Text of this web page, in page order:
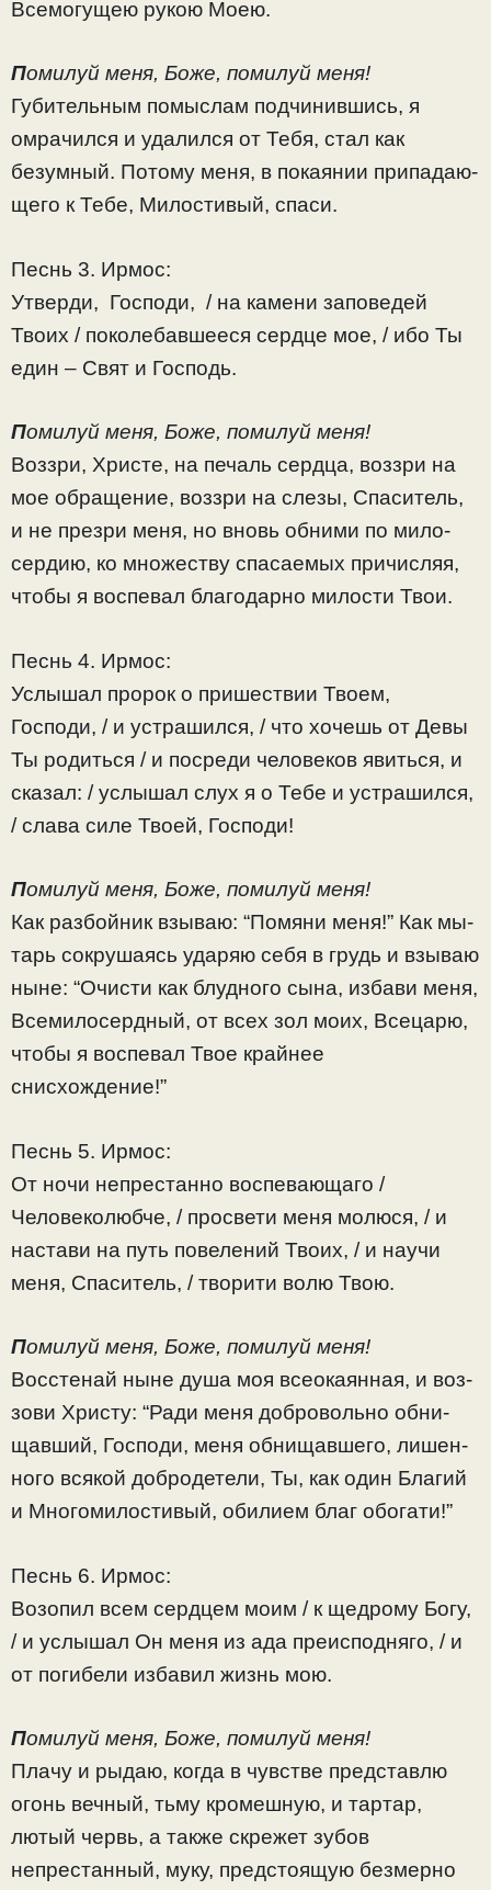
Всемогущею рукою Моею.
Помилуй меня, Боже, помилуй меня!
Гу­би­тель­ным по­мыс­лам под­чи­нив­шись, я
омра­чил­ся и уда­лил­ся от Те­бя, стал как
безумный. По­то­му ме­ня, в по­ка­я­нии при­па­да­ю­
ще­го к Те­бе, Ми­ло­сти­вый, спаси.
Песнь 3. Ирмос:
Утверди, Господи, / на камени заповедей
Твоих / поколебавшееся сердце мое, / ибо Ты
един – Свят и Господь.
Помилуй меня, Боже, помилуй меня!
Воз­зри, Хри­сте, на печаль серд­ца, воз­зри на
мое об­ра­ще­ние, воз­зри на сле­зы, Спа­си­тель,
и не пре­зри ме­ня, но вновь об­ни­ми по ми­ло­
сер­дию, ко мно­же­ству спа­са­е­мых ­при­чис­ляя,
что­бы я вос­пе­вал бла­го­дар­но ми­ло­сти Твои.
Песнь 4. Ирмос:
Услышал пророк о пришествии Твоем,
Господи, / и устрашился, / что хочешь от Девы
Ты родиться / и посреди человеков явиться, и
сказал: / услышал слух я о Тебе и устрашился,
/ слава силе Твоей, Господи!
Помилуй меня, Боже, помилуй меня!
Как раз­бой­ник взы­ваю: “По­мя­ни ме­ня!” Как мы­
тарь сокрушаясь уда­ряю се­бя в грудь и взываю
ныне: “Очисти как блуд­но­го сы­на, из­бави ме­ня,
Все­ми­ло­серд­ный, от всех зол мо­их, Всецарю,
что­бы я вос­пе­вал Твое край­нее
снисхождение!”
Песнь 5. Ирмос:
От ночи непрестанно воспевающаго /
Человеколюбче, / просвети меня молюся, / и
настави на путь повелений Твоих, / и научи
меня, Спаситель, / творити волю Твою.
Помилуй меня, Боже, помилуй меня!
Вос­сте­най ныне ду­ша моя всеокаянная, и воз­
зо­ви Хри­сту: “Ра­ди ме­ня доб­ро­воль­но об­ни­
щав­ший, Гос­по­ди, ме­ня об­ни­щав­ше­го, ли­шен­
но­го вся­кой доб­ро­де­те­ли, Ты, как один Бла­гий
и Мно­го­мило­сти­вый, оби­ли­ем благ обогати!”
Песнь 6. Ирмос:
Возопил всем сердцем моим / к щедрому Богу,
/ и услышал Он меня из ада преисподняго, / и
от погибели избавил жизнь мою.
Помилуй меня, Боже, помилуй меня!
Плачу и рыдаю, когда в чувстве представлю
огонь вечный, тьму кромешную, и тартар,
лютый червь, а также скрежет зубов
непрестанный, муку, предстоящую безмерно